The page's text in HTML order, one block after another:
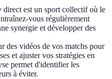
direct est un sport collectif où le
vous régulièrement
synergie et développer des
des vidéos de vos matchs pour
et ajuster vos stratégies en
permet d'identifier les
à éviter.